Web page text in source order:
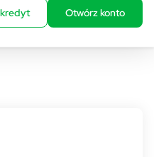
Otwórz konto